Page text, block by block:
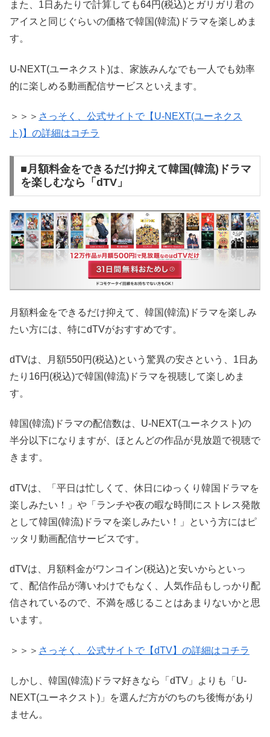
また、1日あたりで計算しても64円(税込)とガリガリ君の
アイスと同じぐらいの価格で韓国(韓流)ドラマを楽しめま
す。
U-NEXT(ユーネクスト)は、家族みんなでも一人でも効率
的に楽しめる動画配信サービスといえます。
＞＞＞ さっそく、公式サイトで【U-NEXT(ユーネクス
ト)】の詳細はコチラ
■月額料金をできるだけ抑えて韓国(韓流)ドラマ
を楽しむなら「dTV」
月額料金をできるだけ抑えて、韓国(韓流)ドラマを楽しみ
たい方には、特にdTVがおすすめです。
dTVは、月額550円(税込)という驚異の安さという、1日あ
たり16円(税込)で韓国(韓流)ドラマを視聴して楽しめま
す。
韓国(韓流)ドラマの配信数は、U-NEXT(ユーネクスト)の
半分以下になりますが、ほとんどの作品が見放題で視聴で
きます。
dTVは、「平日は忙しくて、休日にゆっくり韓国ドラマを
楽しみたい！」や「ランチや夜の暇な時間にストレス発散
として韓国(韓流)ドラマを楽しみたい！」という方にはピ
ッタリ動画配信サービスです。
dTVは、月額料金がワンコイン(税込)と安いからといっ
て、配信作品が薄いわけでもなく、人気作品もしっかり配
信されているので、不満を感じることはあまりないかと思
います。
＞＞＞ さっそく、公式サイトで【dTV】の詳細はコチラ
しかし、韓国(韓流)ドラマ好きなら「dTV」よりも「U-
NEXT(ユーネクスト)」を選んだ方がのちのち後悔があり
ません。